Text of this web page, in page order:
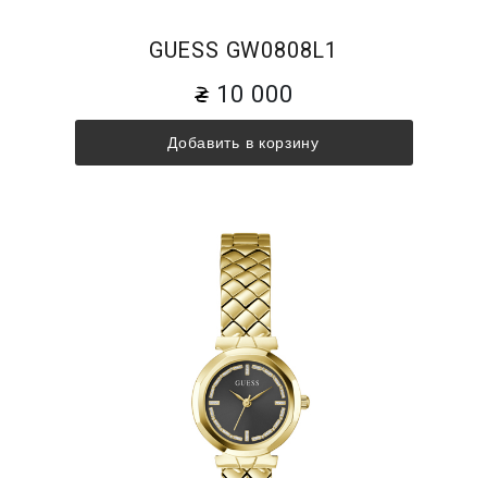
GUESS GW0808L1
10 000
Добавить в корзину